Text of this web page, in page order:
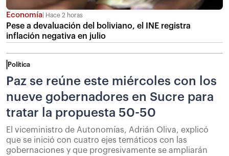
Economía Hace 2 horas
Pese a devaluación del boliviano, el INE registra
inflación negativa en julio
Política
Paz se reúne este miércoles con los
nueve gobernadores en Sucre para
tratar la propuesta 50-50
El viceministro de Autonomías, Adrián Oliva, explicó
que se inició con cuatro ejes temáticos con las
gobernaciones y que progresivamente se ampliarán